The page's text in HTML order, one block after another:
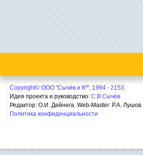
Copyright© ООО "Сычёв и Кº", 1994 - 2153.
Идея проекта и руководство: С.В.Сычёв
Редактор: О.И. Дейнега. Web-Master: Р.А. Лушов.
Политика конфиденциальности